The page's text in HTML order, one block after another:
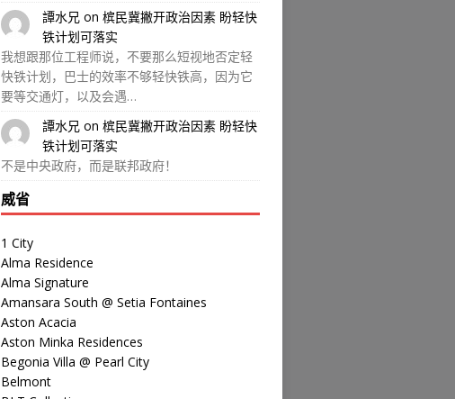
譚水兄 on 槟民冀撇开政治因素 盼轻快
铁计划可落实
我想跟那位工程师说，不要那么短视地否定轻
快铁计划，巴士的效率不够轻快铁高，因为它
要等交通灯，以及会遇…
譚水兄 on 槟民冀撇开政治因素 盼轻快
铁计划可落实
不是中央政府，而是联邦政府！
威省
1 City
Alma Residence
Alma Signature
Amansara South @ Setia Fontaines
Aston Acacia
Aston Minka Residences
Begonia Villa @ Pearl City
Belmont